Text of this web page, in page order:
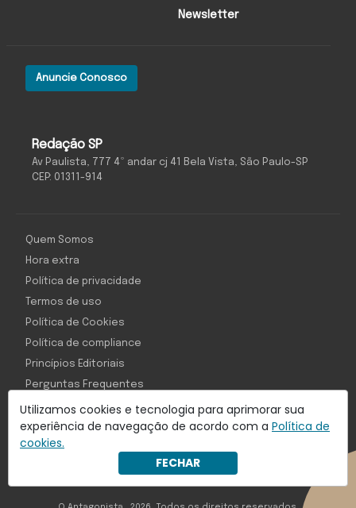
Utilizamos cookies e tecnologia para aprimorar sua
experiência de navegação de acordo com a Política de
cookies.
FECHAR
Redação SP
Av Paulista, 777 4º andar cj 41 Bela Vista, São Paulo-SP
CEP: 01311-914
Anuncie Conosco
Newsletter
Com inteligência e tecnologia:
Object1ve - Marketing Solution
Quem Somos
Hora extra
Política de privacidade
Termos de uso
Política de Cookies
Política de compliance
Princípios Editoriais
Perguntas Frequentes